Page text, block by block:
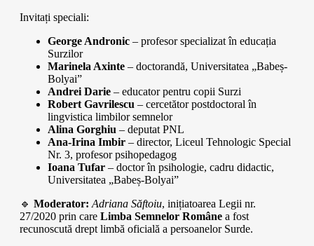
Invitați speciali:
George Andronic – profesor specializat în educația
Surzilor
Marinela Axinte – doctorandă, Universitatea „Babeș-
Bolyai”
Andrei Darie – educator pentru copii Surzi
Robert Gavrilescu – cercetător postdoctoral în
lingvistica limbilor semnelor
Alina Gorghiu – deputat PNL
Ana-Irina Imbir – director, Liceul Tehnologic Special
Nr. 3, profesor psihopedagog
Ioana Tufar – doctor în psihologie, cadru didactic,
Universitatea „Babeș-Bolyai”
🔹 Moderator: Adriana Săftoiu, inițiatoarea Legii nr.
27/2020 prin care Limba Semnelor Române a fost
recunoscută drept limbă oficială a persoanelor Surde.